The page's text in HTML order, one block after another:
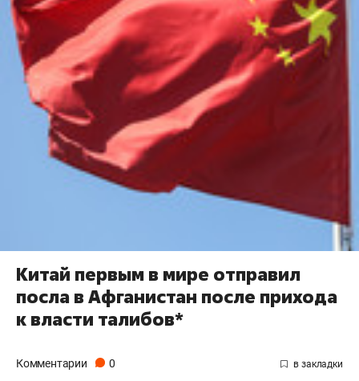
Китай первым в мире отправил
посла в Афганистан после прихода
к власти талибов*
Комментарии 0